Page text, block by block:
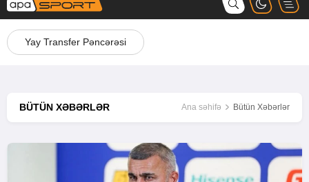
Yay Transfer Pəncərəsi
BÜTÜN XƏBƏRLƏR Ana səhifə Bütün Xəbərlər